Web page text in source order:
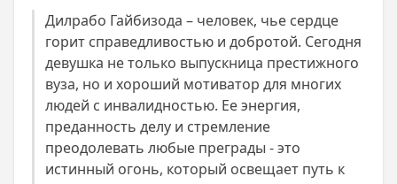
Дилрабо Гайбизода – человек, чье сердце
горит справедливостью и добротой. Сегодня
девушка не только выпускница престижного
вуза, но и хороший мотиватор для многих
людей с инвалидностью. Ее энергия,
преданность делу и стремление
преодолевать любые преграды - это
истинный огонь, который освещает путь к